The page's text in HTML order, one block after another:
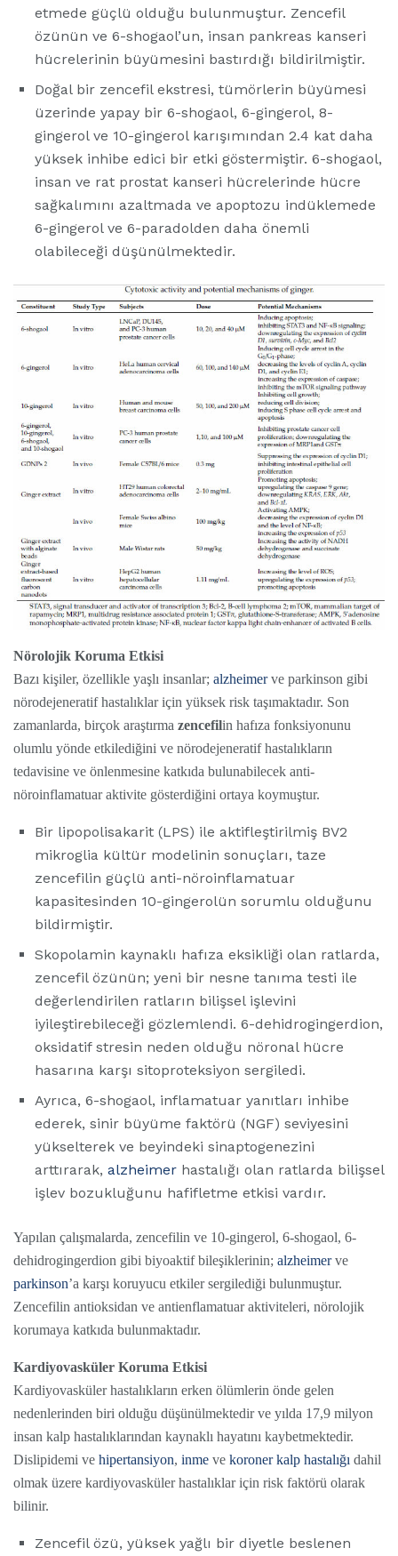
etmede güçlü olduğu bulunmuştur. Zencefil
özünün ve 6-shogaol’un, insan pankreas kanseri
hücrelerinin büyümesini bastırdığı bildirilmiştir.
Doğal bir zencefil ekstresi, tümörlerin büyümesi
üzerinde yapay bir 6-shogaol, 6-gingerol, 8-
gingerol ve 10-gingerol karışımından 2.4 kat daha
yüksek inhibe edici bir etki göstermiştir. 6-shogaol,
insan ve rat prostat kanseri hücrelerinde hücre
sağkalımını azaltmada ve apoptozu indüklemede
6-gingerol ve 6-paradolden daha önemli
olabileceği düşünülmektedir.
Nörolojik Koruma Etkisi
Bazı kişiler, özellikle yaşlı insanlar; alzheimerve parkinson gibi
nörodejeneratif hastalıklar için yüksek risk taşımaktadır. Son
zamanlarda, birçok araştırma zencefilin hafıza fonksiyonunu
olumlu yönde etkilediğini ve nörodejeneratif hastalıkların
tedavisine ve önlenmesine katkıda bulunabilecek anti-
nöroinflamatuar aktivite gösterdiğini ortaya koymuştur.
Bir lipopolisakarit (LPS) ile aktifleştirilmiş BV2
mikroglia kültür modelinin sonuçları, taze
zencefilin güçlü anti-nöroinflamatuar
kapasitesinden 10-gingerolün sorumlu olduğunu
bildirmiştir.
Skopolamin kaynaklı hafıza eksikliği olan ratlarda,
zencefil özünün; yeni bir nesne tanıma testi ile
değerlendirilen ratların bilişsel işlevini
iyileştirebileceği gözlemlendi. 6-dehidrogingerdion,
oksidatif stresin neden olduğu nöronal hücre
hasarına karşı sitoproteksiyon sergiledi.
Ayrıca, 6-shogaol, inflamatuar yanıtları inhibe
ederek, sinir büyüme faktörü (NGF) seviyesini
yükselterek ve beyindeki sinaptogenezini
arttırarak, alzheimer hastalığı olan ratlarda bilişsel
işlev bozukluğunu hafifletme etkisi vardır.
Yapılan çalışmalarda, zencefilin ve 10-gingerol, 6-shogaol, 6-
dehidrogingerdion gibi biyoaktif bileşiklerinin; alzheimerve
parkinson’a karşı koruyucu etkiler sergilediği bulunmuştur.
Zencefilin antioksidan ve antienflamatuar aktiviteleri, nörolojik
korumaya katkıda bulunmaktadır.
Kardiyovasküler Koruma Etkisi
Kardiyovasküler hastalıkların erken ölümlerin önde gelen
nedenlerinden biri olduğu düşünülmektedir ve yılda 17,9 milyon
insan kalp hastalıklarından kaynaklı hayatını kaybetmektedir.
Dislipidemi ve hipertansiyon, inme ve koroner kalp hastalığı dahil
olmak üzere kardiyovasküler hastalıklar için risk faktörü olarak
bilinir.
Zencefil özü, yüksek yağlı bir diyetle beslenen